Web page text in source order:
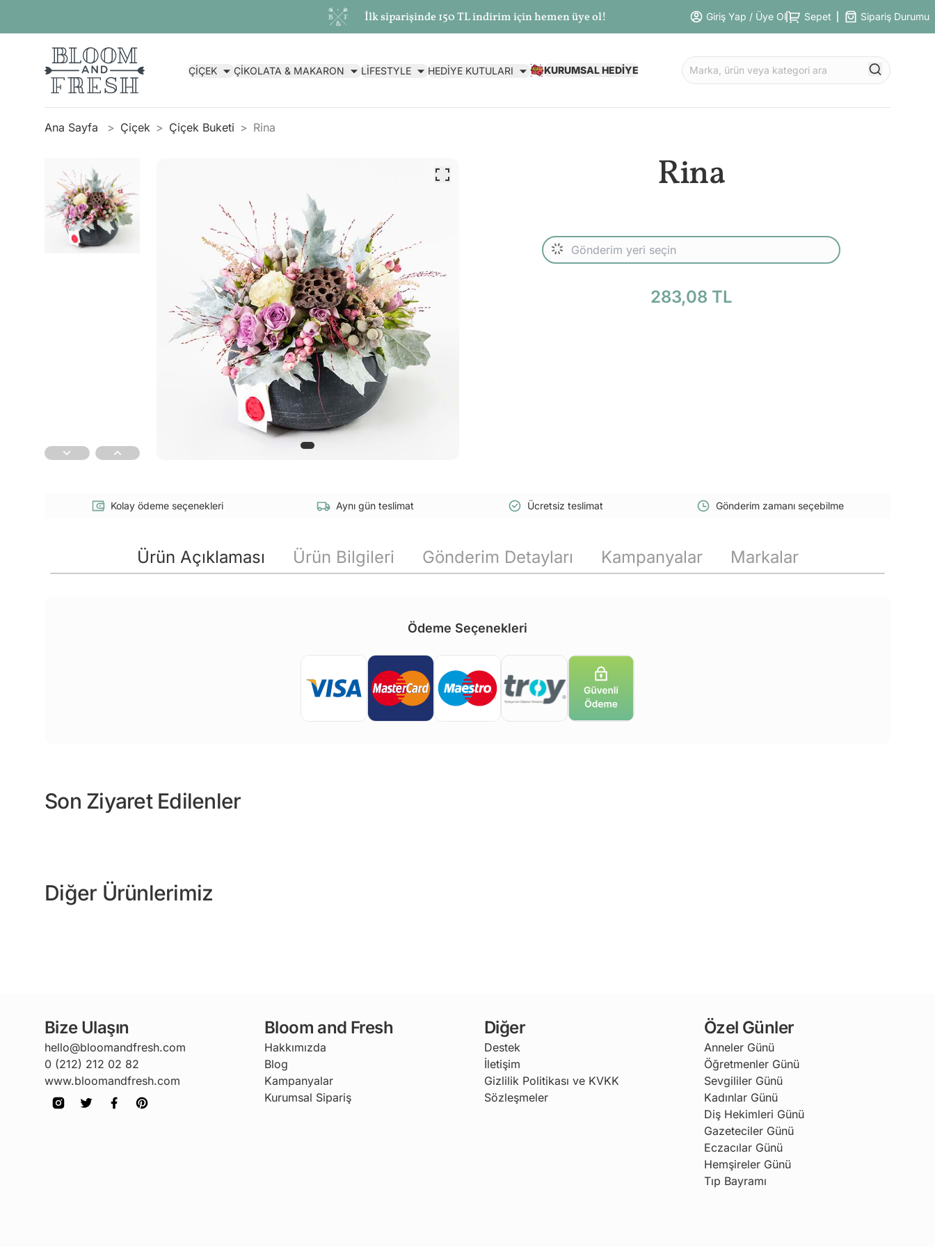
İlk siparişinde 150 TL indirim için hemen üye ol! Giriş Yap / Üye Ol Sepet Sipariş Durumu
ÇİÇEK ÇİKOLATA & MAKARON LİFESTYLE HEDİYE KUTULARI KURUMSAL HEDİYE
Ana Sayfa Çiçek Çiçek Buketi Rina
Rina
283,08 TL
Kolay ödeme seçenekleri Aynı gün teslimat Ücretsiz teslimat Gönderim zamanı seçebilme
Ürün Açıklaması Ürün Bilgileri Gönderim Detayları Kampanyalar Markalar
Ödeme Seçenekleri
Son Ziyaret Edilenler
Diğer Ürünlerimiz
Bize Ulaşın
hello@bloomandfresh.com
0 (212) 212 02 82
www.bloomandfresh.com
Bloom and Fresh
Hakkımızda
Blog
Kampanyalar
Kurumsal Sipariş
Diğer
Destek
İletişim
Gizlilik Politikası ve KVKK
Sözleşmeler
Özel Günler
Anneler Günü
Öğretmenler Günü
Sevgililer Günü
Kadınlar Günü
Diş Hekimleri Günü
Gazeteciler Günü
Eczacılar Günü
Hemşireler Günü
Tıp Bayramı